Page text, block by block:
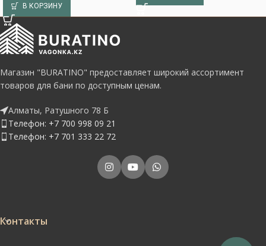
В КОРЗИНУ
Магазин "BURATINO" предоставляет широкий ассортимент
товаров для бани по доступным ценам.
Алматы, Ратушного 78 Б
Телефон: +7 700 998 09 21
Телефон: +7 701 333 22 72
Контакты